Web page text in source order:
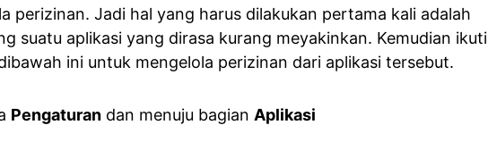
perizinan. Jadi hal yang harus dilakukan pertama kali adalah
suatu aplikasi yang dirasa kurang meyakinkan. Kemudian ikuti
ini untuk mengelola perizinan dari aplikasi tersebut.
Pengaturan dan menuju bagian Aplikasi